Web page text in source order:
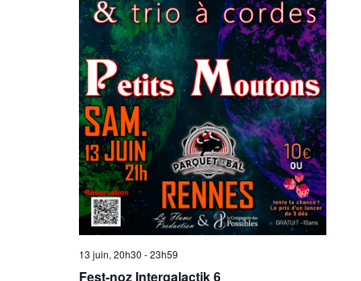
13 juin, 20h30 -23h59
Fest-noz Intergalactik 6